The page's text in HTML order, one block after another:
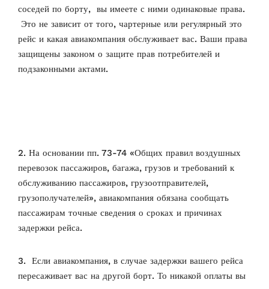
соседей по борту, вы имеете с ними одинаковые права.
Это не зависит от того, чартерные или регулярный это
рейс и какая авиакомпания обслуживает вас. Ваши права
защищены законом о защите прав потребителей и
подзаконными актами.
2. На основании пп. 73-74 «Общих правил воздушных
перевозок пассажиров, багажа, грузов и требований к
обслуживанию пассажиров, грузоотправителей,
грузополучателей», авиакомпания обязана сообщать
пассажирам точные сведения о сроках и причинах
задержки рейса.
3. Если авиакомпания, в случае задержки вашего рейса
пересаживает вас на другой борт. То никакой оплаты вы